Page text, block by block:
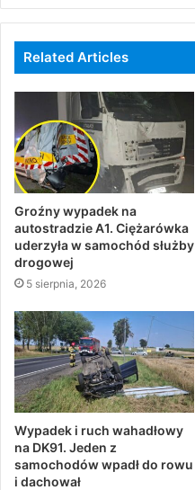
Related Articles
Groźny wypadek na
autostradzie A1. Ciężarówka
uderzyła w samochód służby
drogowej
5 sierpnia, 2026
Wypadek i ruch wahadłowy
na DK91. Jeden z
samochodów wpadł do rowu
i dachował